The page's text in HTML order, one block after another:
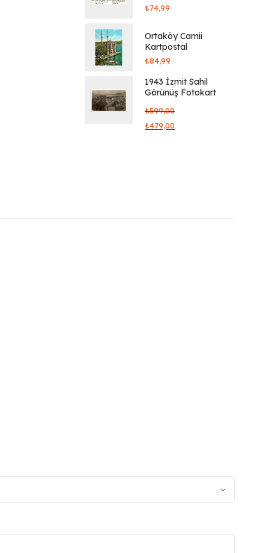
₺74,99
Ortaköy Camii
Kartpostal
₺84,99
1943 İzmit Sahil
Görünüş Fotokart
₺599,00
₺479,00